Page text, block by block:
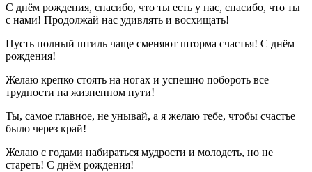
С днём рождения, спасибо, что ты есть у нас, спасибо, что ты
с нами! Продолжай нас удивлять и восхищать!
Пусть полный штиль чаще сменяют шторма счастья! С днём
рождения!
Желаю крепко стоять на ногах и успешно побороть все
трудности на жизненном пути!
Ты, самое главное, не унывай, а я желаю тебе, чтобы счастье
было через край!
Желаю с годами набираться мудрости и молодеть, но не
стареть! С днём рождения!